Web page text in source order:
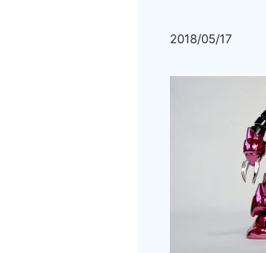
2018/05/17